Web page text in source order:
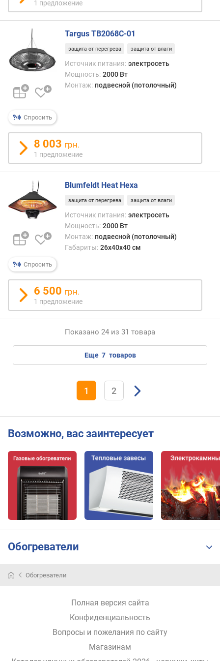
1 предложение
Спросить
Targus TB2068C-01
защита от перегрева защита от влаги
Источник питания: электросеть
Мощность: 2000 Вт
Монтаж: подвесной (потолочный)
8 003 грн.
1 предложение
Спросить
Blumfeldt Heat Hexa
защита от перегрева защита от влаги
Источник питания: электросеть
Мощность: 2000 Вт
Монтаж: подвесной (потолочный)
Габариты: 26x40x40 см
6 500 грн.
1 предложение
Показано 24 из 31 товара
еще 7 товаров
1 2
Возможно, вас заинтересует
Обогреватели
Обогреватели
Полная версия сайта
Конфиденциальность
Вопросы и пожелания по сайту
Магазинам